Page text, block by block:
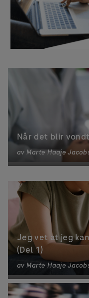
Når det blir
av Marte Haaje
Jeg vet at jeg
(Del 1)
av Marte Haaje